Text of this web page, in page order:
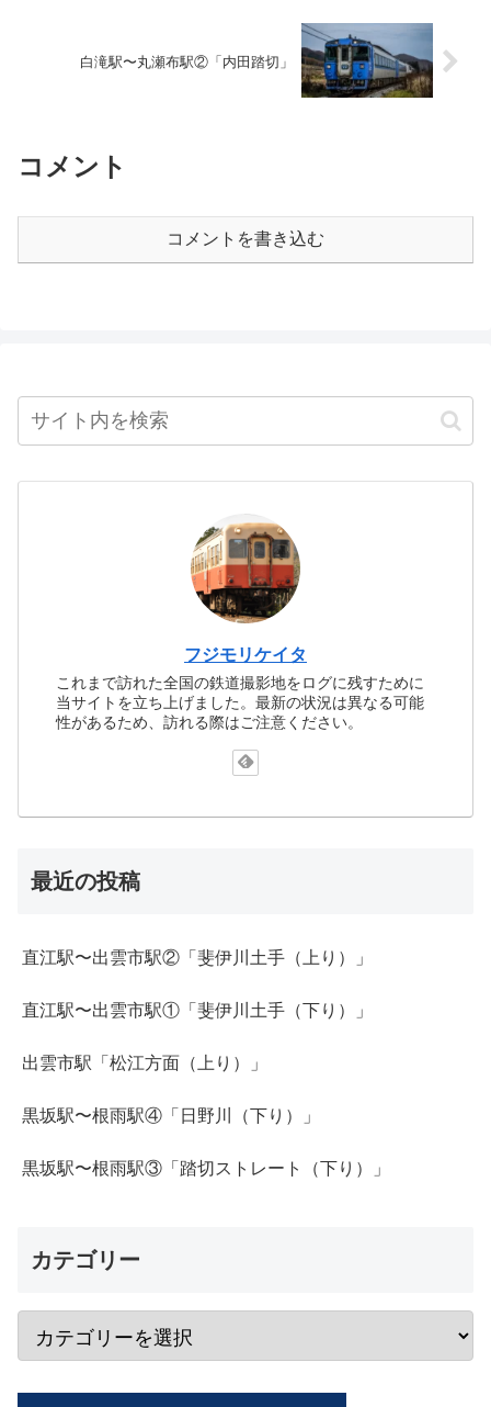
白滝駅〜丸瀬布駅②「内田踏切」
コメント
コメントを書き込む
フジモリケイタ
これまで訪れた全国の鉄道撮影地をログに残すために
当サイトを立ち上げました。最新の状況は異なる可能
性があるため、訪れる際はご注意ください。
最近の投稿
直江駅〜出雲市駅②「斐伊川土手（上り）」
直江駅〜出雲市駅①「斐伊川土手（下り）」
出雲市駅「松江方面（上り）」
黒坂駅〜根雨駅④「日野川（下り）」
黒坂駅〜根雨駅③「踏切ストレート（下り）」
カテゴリー